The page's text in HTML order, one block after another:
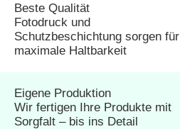
Beste Qualität
Fotodruck und
Schutzbeschichtung sorgen für
maximale Haltbarkeit
Eigene Produktion
Wir fertigen Ihre Produkte mit
Sorgfalt – bis ins Detail